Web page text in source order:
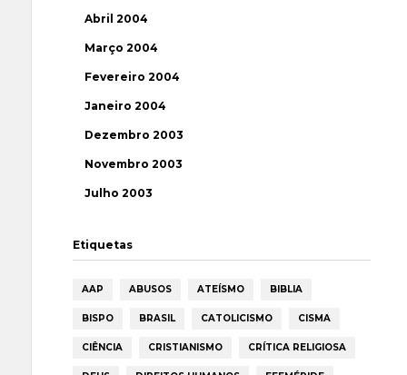
Abril 2004
Março 2004
Fevereiro 2004
Janeiro 2004
Dezembro 2003
Novembro 2003
Julho 2003
Etiquetas
AAP ABUSOS ATEÍSMO BIBLIA
BISPO BRASIL CATOLICISMO CISMA
CIÊNCIA CRISTIANISMO CRÍTICA RELIGIOSA